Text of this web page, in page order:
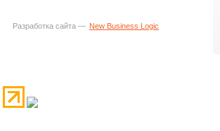
Разработка сайта — New Business Logic